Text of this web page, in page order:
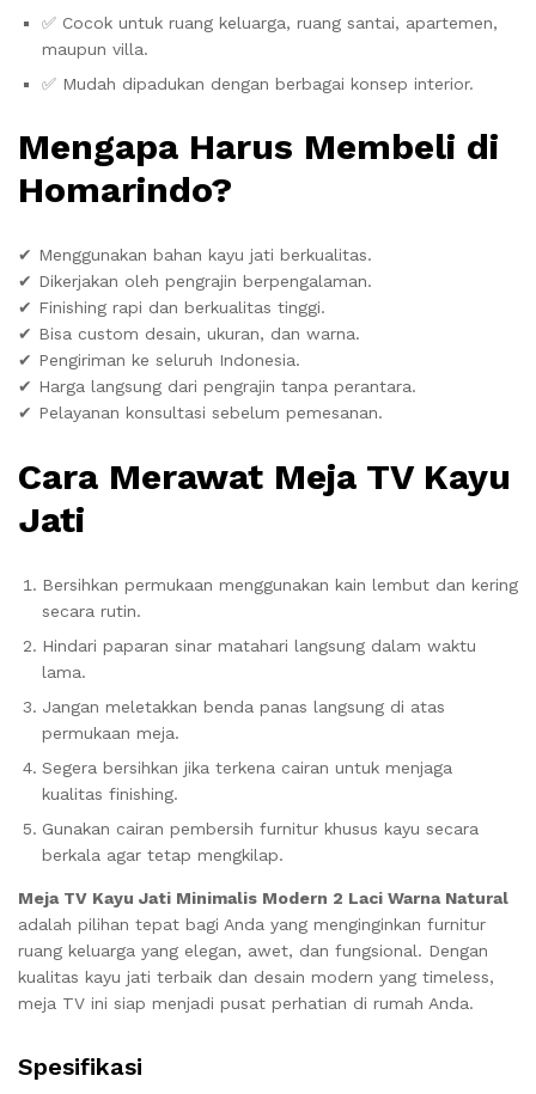
✅ Cocok untuk ruang keluarga, ruang santai, apartemen,
maupun villa.
✅ Mudah dipadukan dengan berbagai konsep interior.
Mengapa Harus Membeli di
Homarindo?
✔ Menggunakan bahan kayu jati berkualitas.
✔ Dikerjakan oleh pengrajin berpengalaman.
✔ Finishing rapi dan berkualitas tinggi.
✔ Bisa custom desain, ukuran, dan warna.
✔ Pengiriman ke seluruh Indonesia.
✔ Harga langsung dari pengrajin tanpa perantara.
✔ Pelayanan konsultasi sebelum pemesanan.
Cara Merawat Meja TV Kayu
Jati
Bersihkan permukaan menggunakan kain lembut dan kering
secara rutin.
Hindari paparan sinar matahari langsung dalam waktu
lama.
Jangan meletakkan benda panas langsung di atas
permukaan meja.
Segera bersihkan jika terkena cairan untuk menjaga
kualitas finishing.
Gunakan cairan pembersih furnitur khusus kayu secara
berkala agar tetap mengkilap.
Meja TV Kayu Jati Minimalis Modern 2 Laci Warna Natural
adalah pilihan tepat bagi Anda yang menginginkan furnitur
ruang keluarga yang elegan, awet, dan fungsional. Dengan
kualitas kayu jati terbaik dan desain modern yang timeless,
meja TV ini siap menjadi pusat perhatian di rumah Anda.
Spesifikasi